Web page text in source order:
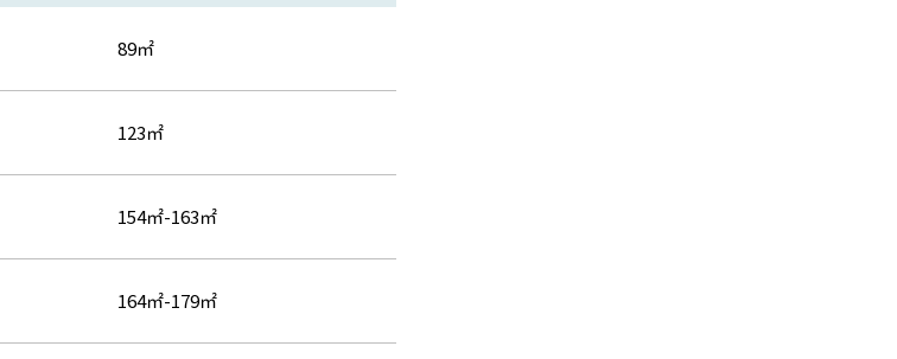
89㎡
123㎡
154㎡-163㎡
164㎡-179㎡